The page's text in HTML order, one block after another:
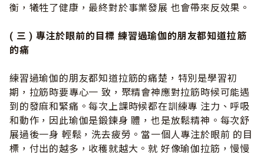
衡，犧牲了健康，最終對於事業發展 也會帶來反效果。
( 三 ) 專注於眼前的目標 練習過瑜伽的朋友都知道拉筋
的痛
練習過瑜伽的朋友都知道拉筋的痛楚，特別是學習初
期，拉筋時要專心一 致，聚精會神應對拉筋時候可能遇
到的發麻和緊痛。每次上課時候都在訓練專 注力、呼吸
和動作，因此瑜伽是鍛鍊身 體，也是放鬆精神。每次舒
展過後一身 輕鬆，洗去疲勞。當一個人專注於眼前 的目
標，付出的越多，收穫就越大。就 好像瑜伽拉筋，慢慢